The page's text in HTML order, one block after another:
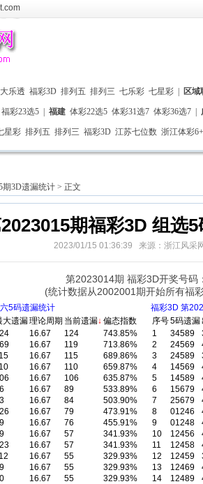
大乐透 福彩3D 排列五 排列三 七乐彩 七星彩 区域
福彩23选5 福建 体彩22选5 体彩31选7 体彩36选7
星彩 排列五 排列三 福彩3D 江苏七位数 浙江体彩
期3D遗漏统计 > 正文
期福彩3D 组选
2023/01/15 01:36:39 来源：浙江风采
第2023014期 福彩3D开奖号码
(统计数据从2002001期开始所有福
5码遗漏统计
大遗漏理论周期 当前遗漏↓ 偏态指数
16.67 124
743.85%
16.67 119
713.86%
16.67 115
689.86%
16.67 110
659.87%
16.67 106
635.87%
16.67 89
533.89%
16.67 84
503.90%
16.67 79
473.91%
16.67 76
455.91%
16.67 57
341.93%
16.67 57
341.93%
16.67 55
329.93%
16.67 55
329.93%
16.67 55
329.93%
福彩3D 第
序号5码遗漏
1
34589
2
24569
3
24589
4
14569
5
14589
6
15679
7
25679
8
01246
9
01248
10
12456
11
12458
12
12459
13
12469
14
12489